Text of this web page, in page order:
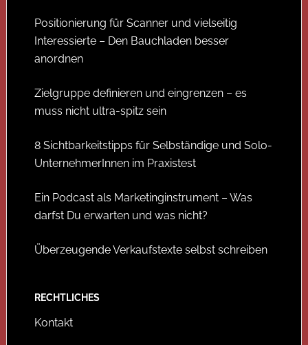
Positionierung für Scanner und vielseitig
Interessierte – Den Bauchladen besser
anordnen
Zielgruppe definieren und eingrenzen – es
muss nicht ultra-spitz sein
8 Sichtbarkeitstipps für Selbständige und Solo-
UnternehmerInnen im Praxistest
Ein Podcast als Marketinginstrument – Was
darfst Du erwarten und was nicht?
Überzeugende Verkaufstexte selbst schreiben
RECHTLICHES
Kontakt